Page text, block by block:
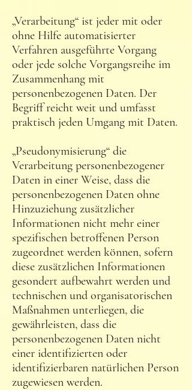
„Verarbeitung“ ist jeder mit oder
ohne Hilfe automatisierter
Verfahren ausgeführte Vorgang
oder jede solche Vorgangsreihe im
Zusammenhang mit
personenbezogenen Daten. Der
Begriff reicht weit und umfasst
praktisch jeden Umgang mit Daten.
„Pseudonymisierung“ die
Verarbeitung personenbezogener
Daten in einer Weise, dass die
personenbezogenen Daten ohne
Hinzuziehung zusätzlicher
Informationen nicht mehr einer
spezifischen betroffenen Person
zugeordnet werden können, sofern
diese zusätzlichen Informationen
gesondert aufbewahrt werden und
technischen und organisatorischen
Maßnahmen unterliegen, die
gewährleisten, dass die
personenbezogenen Daten nicht
einer identifizierten oder
identifizierbaren natürlichen Person
zugewiesen werden.